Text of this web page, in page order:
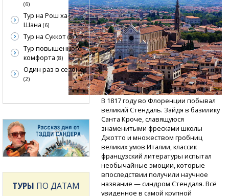
В 1817 году во Флоренции побывал
великий Стендаль. Зайдя в базилику
Санта Кроче, славящуюся
знаменитыми фресками школы
Джотто и множеством гробниц
великих умов Италии, классик
французский литературы испытал
необычайные эмоции, которые
впоследствии получили научное
название — синдром Стендаля. Всё
увиденное в самой крупной
(6)
Тур на Рош ха-
Шана (6)
Тур на Суккот (3)
Тур повышенного
комфорта (8)
Один раз в сезоне
(2)
ТУРЫ ПО ДАТАМ